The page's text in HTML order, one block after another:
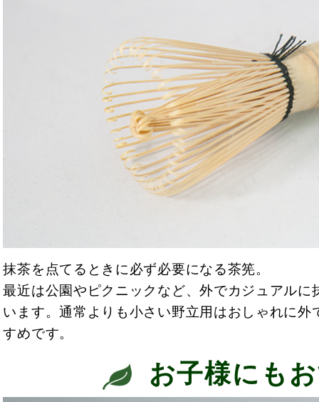
抹茶を点てるときに必ず必要になる茶筅。
最近は公園やピクニックなど、外でカジュアルに
います。通常よりも小さい野立用はおしゃれに外
すめです。
お子様にも